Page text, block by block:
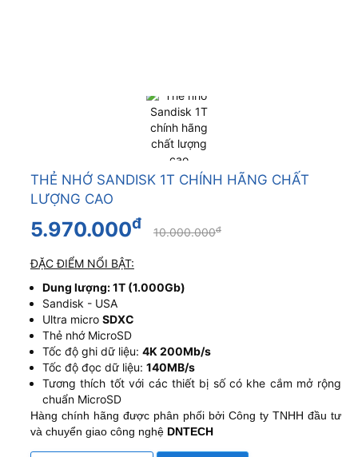
THẺ NHỚ SANDISK 1T CHÍNH HÃNG CHẤT
LƯỢNG CAO
5.970.000đ 10.000.000đ
ĐẶC ĐIỂM NỔI BẬT:
Dung lượng: 1T (1.000Gb)
Sandisk - USA
Ultra micro SDXC
Thẻ nhớ MicroSD
Tốc độ ghi dữ liệu: 4K 200Mb/s
Tốc độ đọc dữ liệu: 140MB/s
Tương thích tốt với các thiết bị số có khe cắm mở rộng
chuẩn MicroSD
Hàng chính hãng được phân phối bởi Công ty TNHH đầu tư
và chuyển giao công nghệ DNTECH